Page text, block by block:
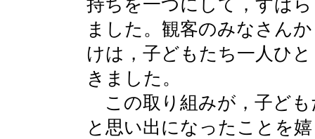
持ちを一つにして，すば
ました。観客のみなさん
けは，子どもたち一人ひ
きました。
この取り組みが，子ど
と思い出になったことを